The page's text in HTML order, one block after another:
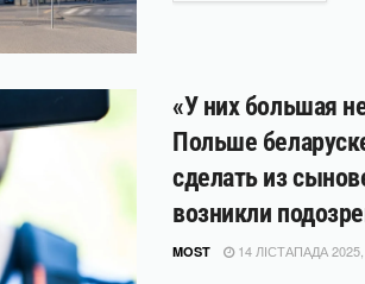
«У них большая
Польше
сделать из
возникли
MOST 14 ЛІСТАПАДА 2025,